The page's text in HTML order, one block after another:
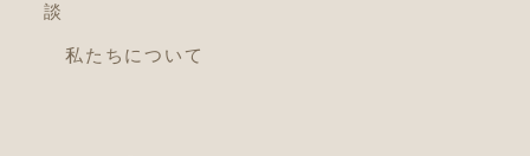
談
私たちについて